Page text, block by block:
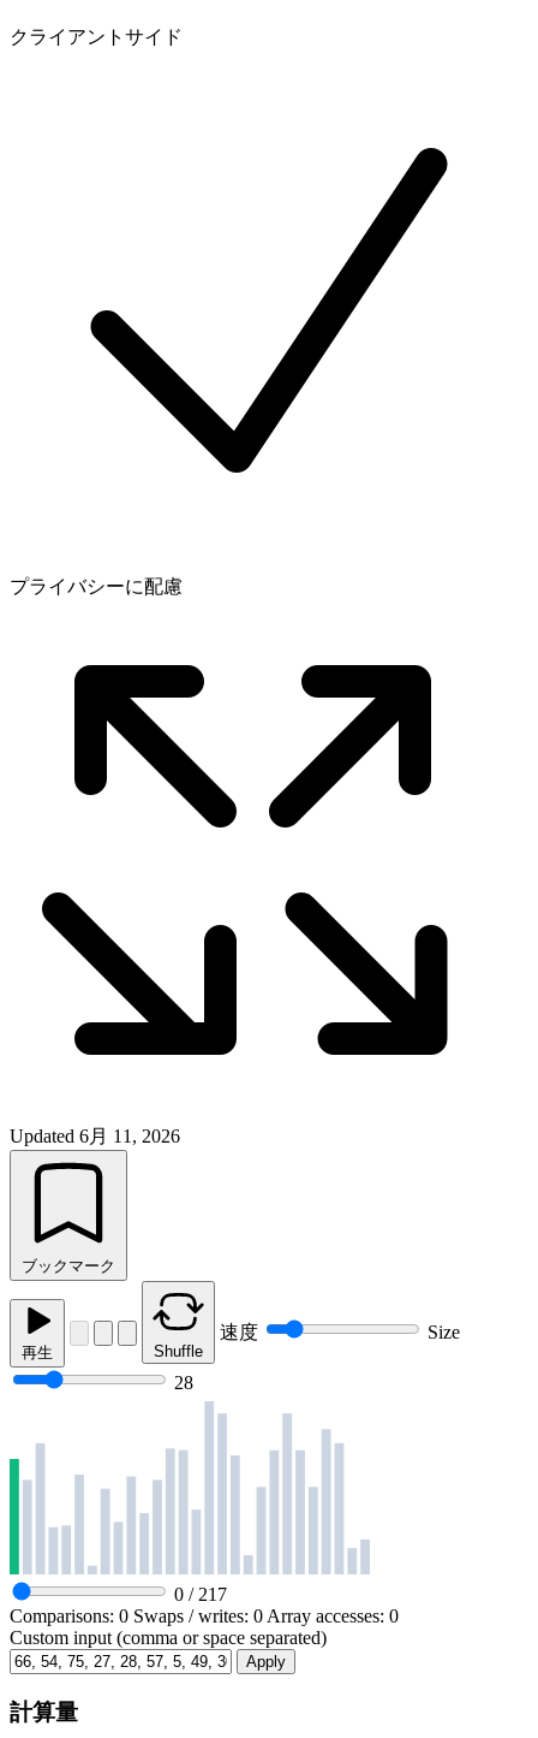
クライアントサイド
プライバシーに配慮
Updated 6月 11, 2026
ブックマーク
再生 Shuffle
速度 Size
28
0 / 217
Comparisons: 0 Swaps / writes: 0 Array accesses: 0
Custom input (comma or space separated)
Apply
計算量